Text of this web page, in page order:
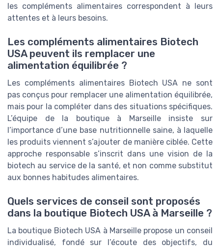
les compléments alimentaires correspondent à leurs
attentes et à leurs besoins.
Les compléments alimentaires Biotech
USA peuvent ils remplacer une
alimentation équilibrée ?
Les compléments alimentaires Biotech USA ne sont
pas conçus pour remplacer une alimentation équilibrée,
mais pour la compléter dans des situations spécifiques.
L’équipe de la boutique à Marseille insiste sur
l’importance d’une base nutritionnelle saine, à laquelle
les produits viennent s’ajouter de manière ciblée. Cette
approche responsable s’inscrit dans une vision de la
biotech au service de la santé, et non comme substitut
aux bonnes habitudes alimentaires.
Quels services de conseil sont proposés
dans la boutique Biotech USA à Marseille ?
La boutique Biotech USA à Marseille propose un conseil
individualisé, fondé sur l’écoute des objectifs, du